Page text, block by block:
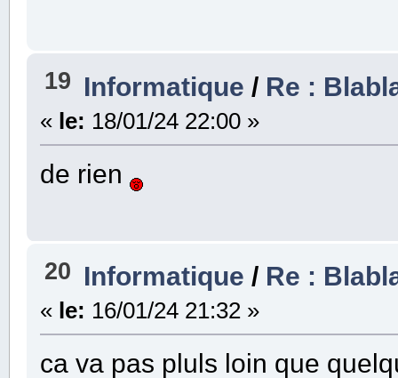
19 Informatique / Re :
« le: 18/01/24 22:00 »
de rien
20 Informatique / Re :
« le: 16/01/24 21:32 »
ca va pas pluls loin que